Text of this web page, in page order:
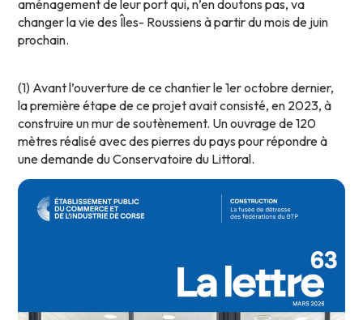
aménagement de leur port qui, n’en doutons pas, va
changer la vie des Îles- Roussiens à partir du mois de juin
prochain.
(1) Avant l’ouverture de ce chantier le 1er octobre dernier,
la première étape de ce projet avait consisté, en 2023, à
construire un mur de soutènement. Un ouvrage de 120
mètres réalisé avec des pierres du pays pour répondre à
une demande du Conservatoire du Littoral.